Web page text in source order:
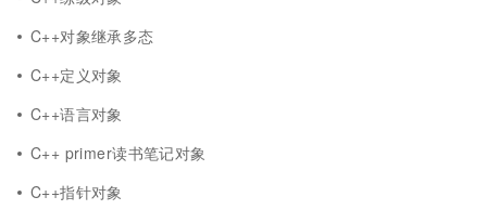
C++对象继承多态
C++定义对象
C++语言对象
C++ primer读书笔记对象
C++指针对象